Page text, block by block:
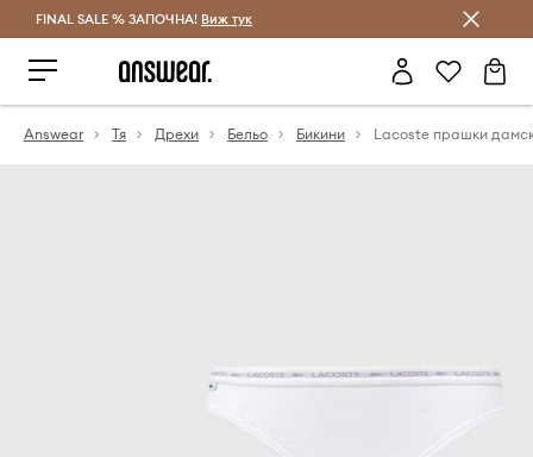
Спестявай с Answear Club
FINAL SALE % ЗАПОЧНА! Виж тук
Answear Тя Дрехи Бельо Бикини